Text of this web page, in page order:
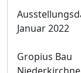
Januar 2022
Gropius Bau